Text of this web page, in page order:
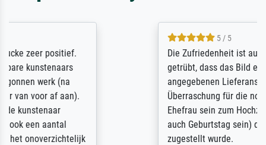
Die Zufriedenheit ist auch nicht dadurch
getrübt, dass das Bild entgegen einer
angegebenen Lieferanschrift (sollte eine
Überraschung für die normannische
Ehefrau sein zum Hochzeits- gleichzeitig
auch Geburtstag sein) doch nach zu Hause
zugestellt wurde.